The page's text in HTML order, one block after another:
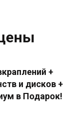
+
и дисков +
в Подарок!